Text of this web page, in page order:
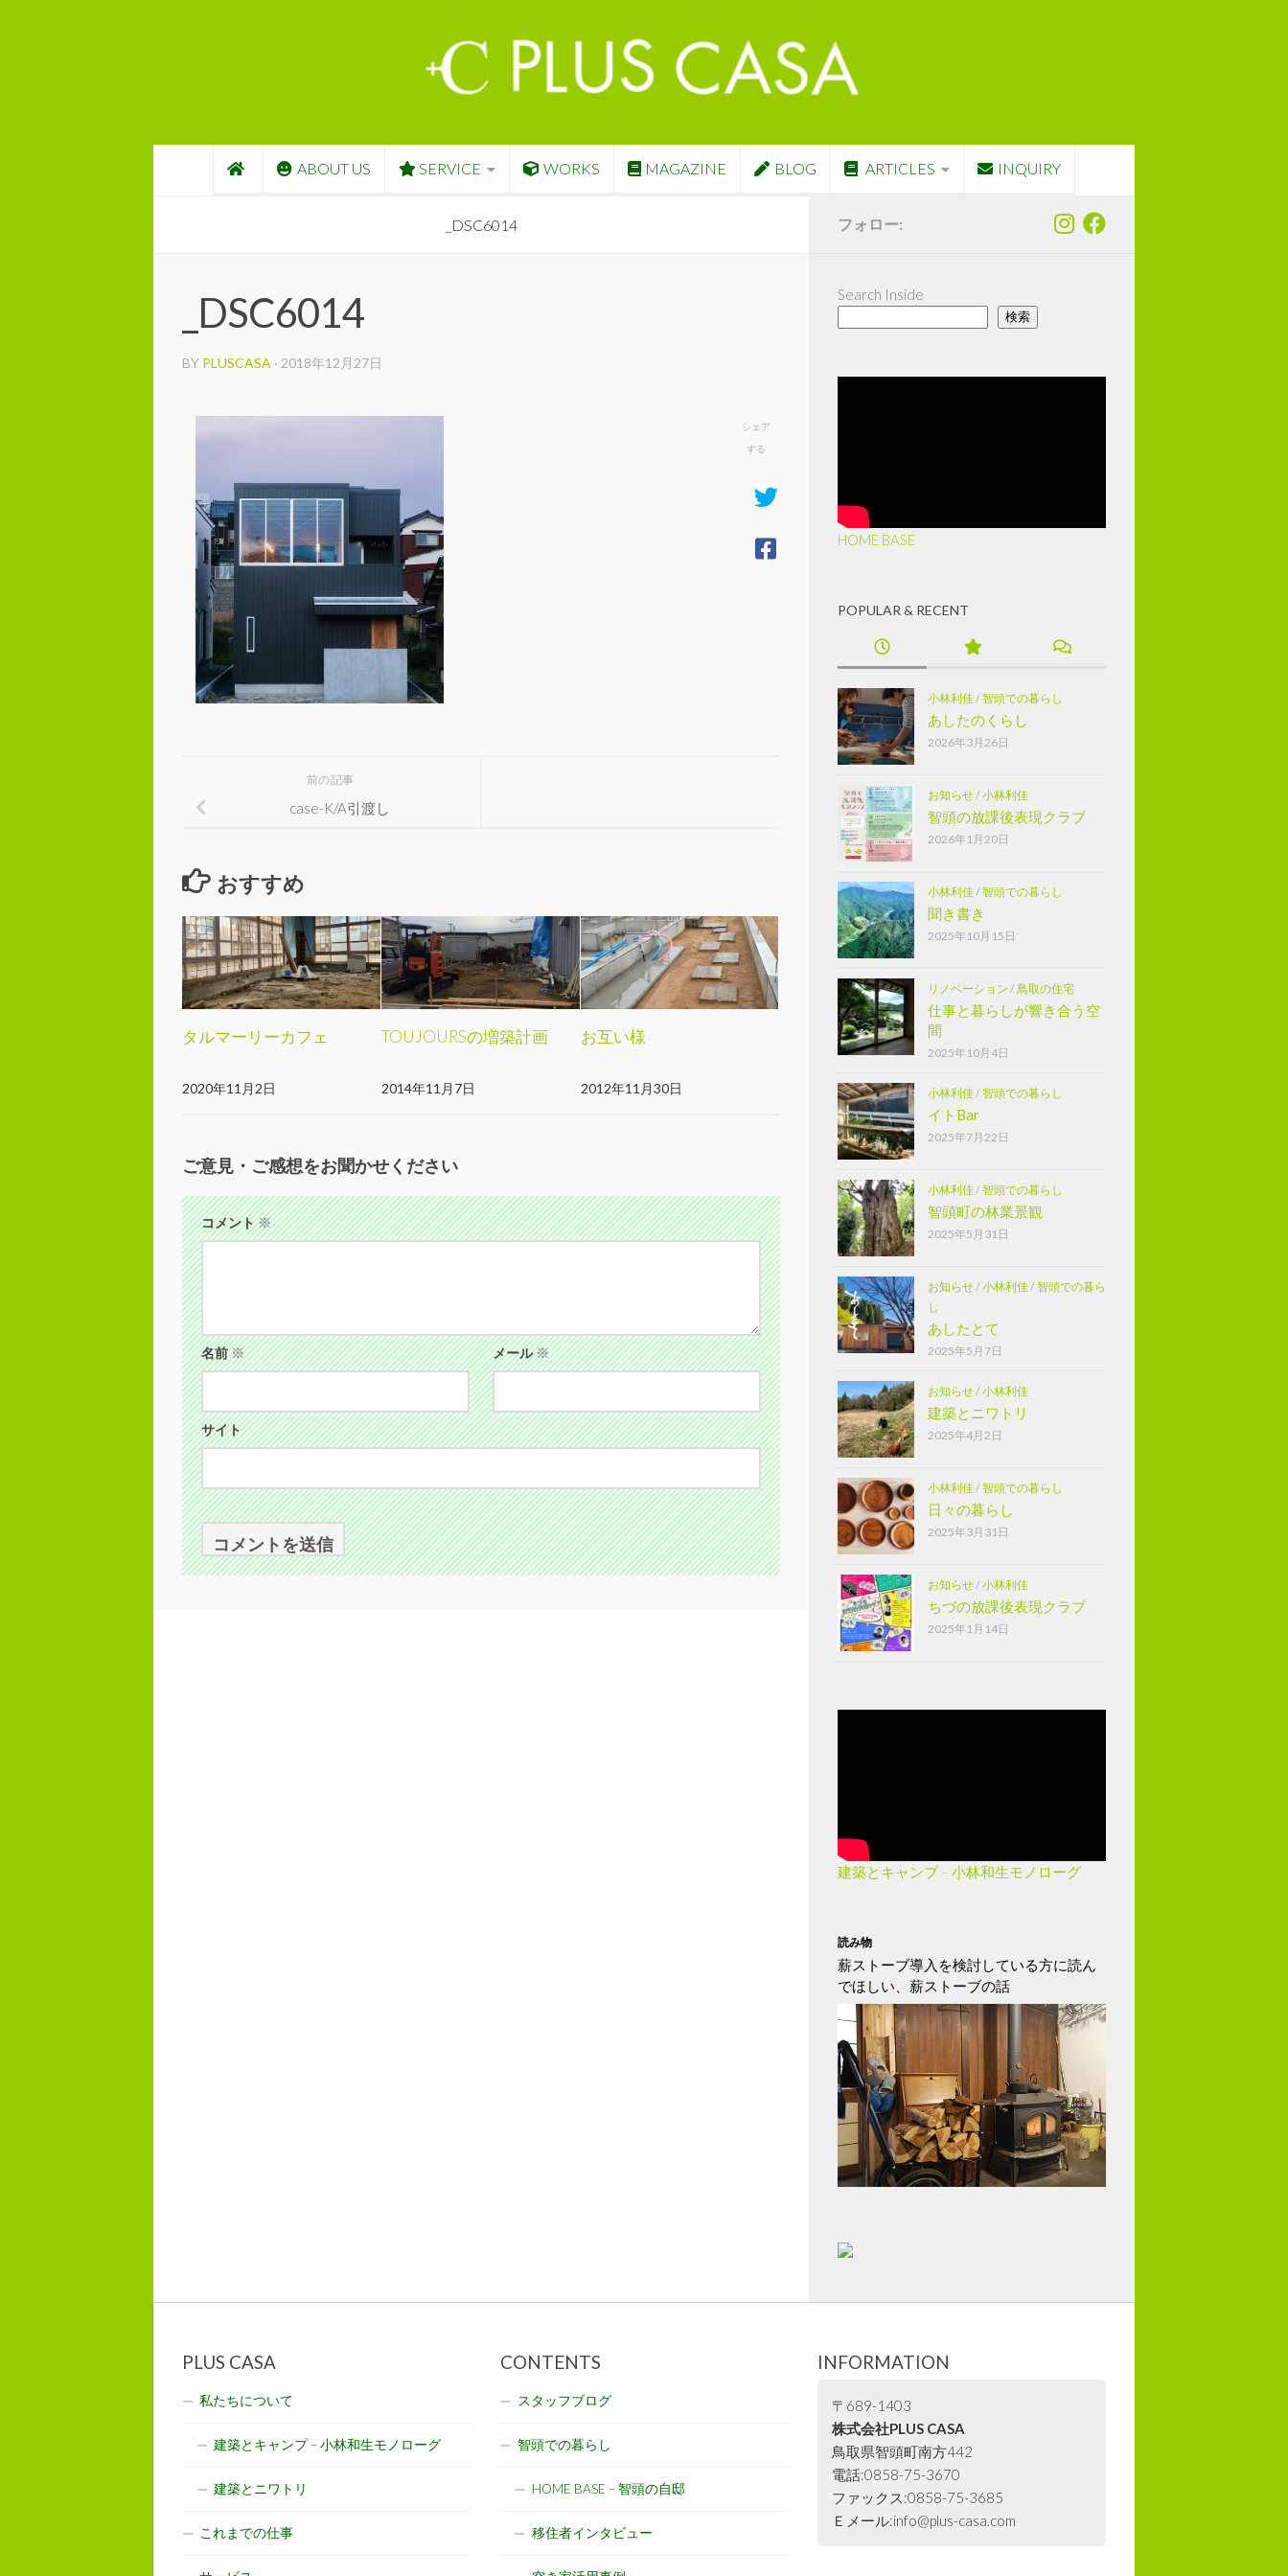
ABOUT US SERVICE WORKS MAGAZINE BLOG ARTICLES INQUIRY
_DSC6014
_DSC6014
BY PLUSCASA · 2018年12月27日
シェア
する
前の記事
case-K/A引渡し
おすすめ
タルマーリーカフェ
2020年11月2日
TOUJOURSの増築計画
2014年11月7日
お互い様
2012年11月30日
ご意見・ご感想をお聞かせください
コメント※
名前※ メール※
サイト
フォロー:
Search Inside
検索
HOME BASE
POPULAR & RECENT
小林利佳/智頭での暮らし
あしたのくらし
2026年3月26日
お知らせ/小林利佳
智頭の放課後表現クラブ
2026年1月20日
小林利佳/智頭での暮らし
聞き書き
2025年10月15日
リノベーション / 鳥取の住宅
仕事と暮らしが響き合う空
間
2025年10月4日
小林利佳/智頭での暮らし
イトBar
2025年7月22日
小林利佳/智頭での暮らし
智頭町の林業景観
2025年5月31日
お知らせ/小林利佳/智頭での暮ら
し
あしたとて
2025年5月7日
お知らせ/小林利佳
建築とニワトリ
2025年4月2日
小林利佳/智頭での暮らし
日々の暮らし
2025年3月31日
お知らせ/小林利佳
ちづの放課後表現クラブ
2025年1月14日
建築とキャンプ – 小林和生モノローグ
読み物
薪ストーブ導入を検討している方に読ん
でほしい、薪ストーブの話
PLUS CASA
私たちについて
建築とキャンプ – 小林和生モノローグ
建築とニワトリ
これまでの仕事
CONTENTS
スタッフブログ
智頭での暮らし
HOME BASE – 智頭の自邸
移住者インタビュー
INFORMATION
〒689-1403
株式会社PLUS CASA
鳥取県智頭町南方442
電話:0858-75-3670
ファックス:0858-75-3685
Ｅメール:info@plus-casa.com